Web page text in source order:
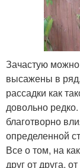
Зачастую можно
высажены в
рассадки как
довольно
благотворно
определенной
Все о том, на
друг от друга,